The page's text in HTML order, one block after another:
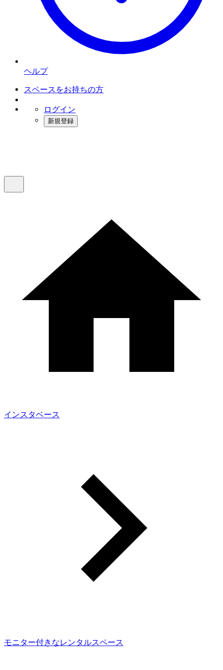
ヘルプ
スペースをお持ちの方
ログイン
新規登録
インスタベース
モニター付きなレンタルスペース